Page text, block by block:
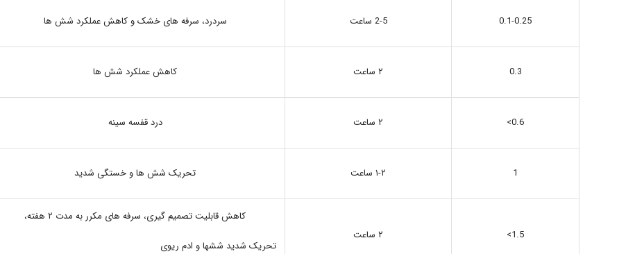
0.1-0.25 2-5 ساعت سردرد، سرفه های خشک و کاهش عملکرد شش ها
0.3 ۲ ساعت کاهش عملکرد شش ها
0.6> ۲ ساعت درد قفسه سینه
1 ۱-۲ ساعت تحریک شش ها و خستگی شدید
1.5> ۲ ساعت
کاهش قابلیت تصمیم گیری، سرفه های مکرر به مدت ۲ هفته،
تحریک شدید ششها و ادم ریوی